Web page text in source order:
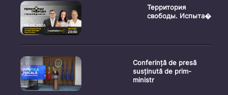
Территория
свободы. Испыта�
Conferință de presă
susținută de prim-
ministr